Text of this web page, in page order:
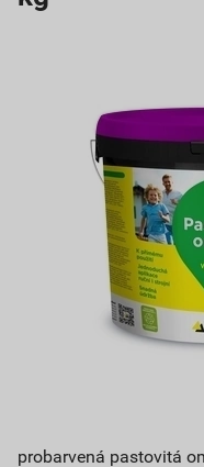
probarvená pastovitá